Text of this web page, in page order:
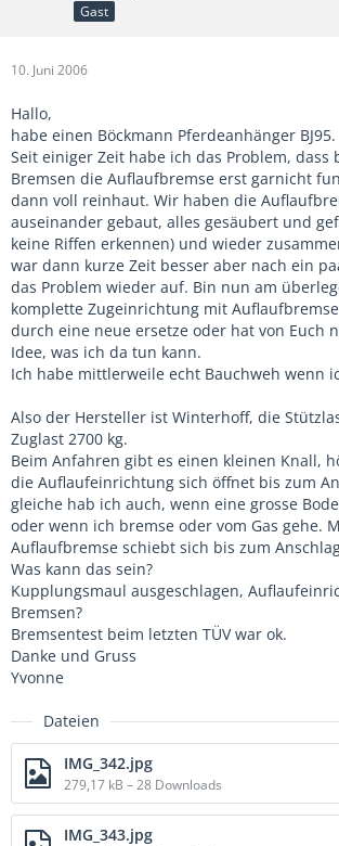
Gast
10. Juni 2006
Hallo,
habe einen Böckmann Pferdeanhänger BJ95.
Seit einiger Zeit habe ich das Problem, dass
Bremsen die Auflaufbremse erst garnicht
dann voll reinhaut. Wir haben die
auseinander gebaut, alles gesäubert und
keine Riffen erkennen) und wieder
war dann kurze Zeit besser aber nach ein
das Problem wieder auf. Bin nun am
komplette Zugeinrichtung mit
durch eine neue ersetze oder hat von Euch
Idee, was ich da tun kann.
Ich habe mittlerweile echt Bauchweh wenn
Also der Hersteller ist Winterhoff, die
Zuglast 2700 kg.
Beim Anfahren gibt es einen kleinen Knall,
die Auflaufeinrichtung sich öffnet bis zum
gleiche hab ich auch, wenn eine grosse
oder wenn ich bremse oder vom Gas gehe.
Auflaufbremse schiebt sich bis zum
Was kann das sein?
Kupplungsmaul ausgeschlagen,
Bremsen?
Bremsentest beim letzten TÜV war ok.
Danke und Gruss
Yvonne
Dateien
IMG_342.jpg
279,17 kB – 28 Downloads
IMG_343.jpg